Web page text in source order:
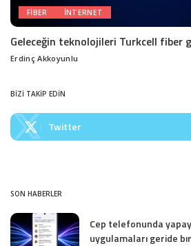
FIBER INTERNET
Geleceğin teknolojileri Turkcell fiber
Posted
Erdinç Akkoyunlu
BİZİ TAKİP EDİN
Twitter
SON HABERLER
Cep telefonunda
uygulamaları geride